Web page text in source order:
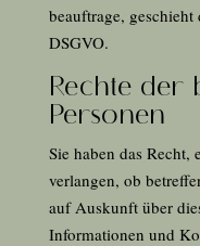
beauftrage,
DSGVO.
Rechte der
Personen
Sie haben das Recht,
verlangen, ob
auf Auskunft über
Informationen und